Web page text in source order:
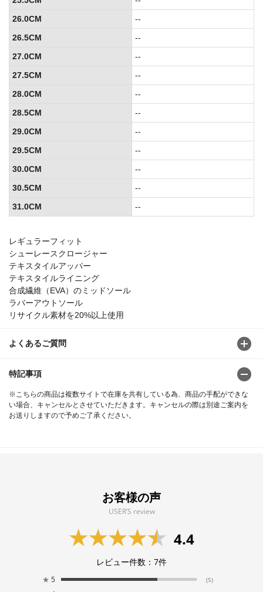
レギュラーフィット
シューレースクロージャー
テキスタイルアッパー
テキスタイルライニング
合成繊維（EVA）のミッドソール
ラバーアウトソール
リサイクル素材を20%以上使用
よくあるご質問
特記事項
※こちらの商品は複数サイトで在庫を共有している為、商品の手配ができな
い場合、キャンセルとさせていただきます。キャンセルの際は別途ご案内を
お送りしますので予めご了承ください。
26.0CM
--
26.5CM
--
27.0CM
--
27.5CM
--
28.0CM
--
28.5CM
--
29.0CM
--
29.5CM
--
30.0CM
--
30.5CM
--
31.0CM
--
お客様の声
USER’S review
4.4
レビュー件数： 7件
★ 5 (5)